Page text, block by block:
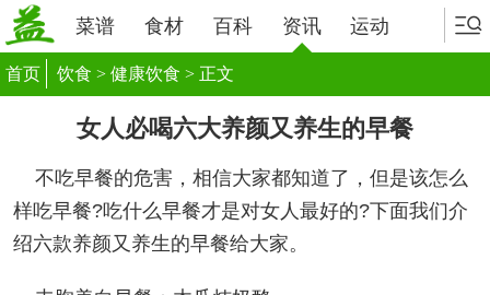
菜谱 食材 百科 资讯 运动
首页 饮食 > 健康饮食 > 正文
女人必喝六大养颜又养生的早餐
不吃早餐的危害，相信大家都知道了，但是该怎么
样吃早餐?吃什么早餐才是对女人最好的?下面我们介
绍六款养颜又养生的早餐给大家。